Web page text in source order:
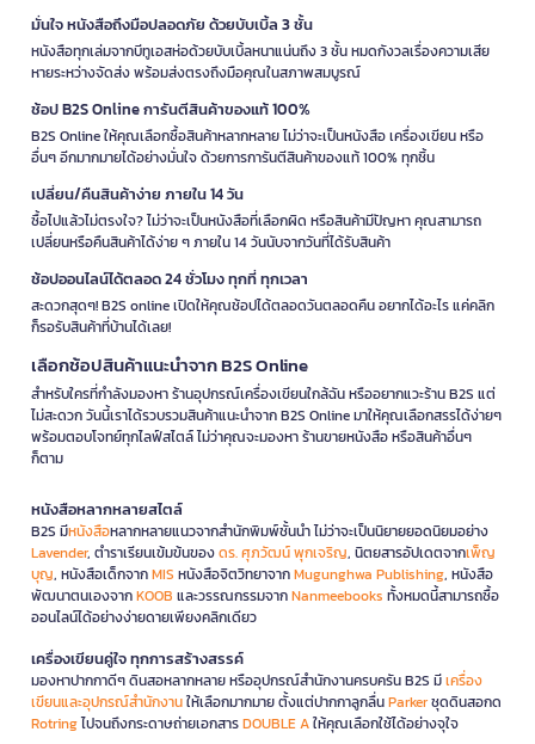
มั่นใจ หนังสือถึงมือปลอดภัย ด้วยบับเบิ้ล 3 ชั้น
หนังสือทุกเล่มจากบีทูเอสห่อด้วยบับเบิ้ลหนาแน่นถึง 3 ชั้น หมดกังวลเรื่องความเสีย
หายระหว่างจัดส่ง พร้อมส่งตรงถึงมือคุณในสภาพสมบูรณ์
ช้อป B2S Online การันตีสินค้าของแท้ 100%
B2S Online ให้คุณเลือกซื้อสินค้าหลากหลาย ไม่ว่าจะเป็นหนังสือ เครื่องเขียน หรือ
อื่นๆ อีกมากมายได้อย่างมั่นใจ ด้วยการการันตีสินค้าของแท้ 100% ทุกชิ้น
เปลี่ยน/คืนสินค้าง่าย ภายใน 14 วัน
ซื้อไปแล้วไม่ตรงใจ? ไม่ว่าจะเป็นหนังสือที่เลือกผิด หรือสินค้ามีปัญหา คุณสามารถ
เปลี่ยนหรือคืนสินค้าได้ง่าย ๆ ภายใน 14 วันนับจากวันที่ได้รับสินค้า
ช้อปออนไลน์ได้ตลอด 24 ชั่วโมง ทุกที่ ทุกเวลา
สะดวกสุดๆ! B2S online เปิดให้คุณช้อปได้ตลอดวันตลอดคืน อยากได้อะไร แค่คลิก
ก็รอรับสินค้าที่บ้านได้เลย!
เลือกช้อปสินค้าแนะนำจาก B2S Online
สำหรับใครที่กำลังมองหา ร้านอุปกรณ์เครื่องเขียนใกล้ฉัน หรืออยากแวะร้าน B2S แต่
ไม่สะดวก วันนี้เราได้รวบรวมสินค้าแนะนำจาก B2S Online มาให้คุณเลือกสรรได้ง่ายๆ
พร้อมตอบโจทย์ทุกไลฟ์สไตล์ ไม่ว่าคุณจะมองหา ร้านขายหนังสือ หรือสินค้าอื่นๆ
ก็ตาม
หนังสือหลากหลายสไตล์
B2S มีหนังสือหลากหลายแนวจากสำนักพิมพ์ชั้นนำ ไม่ว่าจะเป็นนิยายยอดนิยมอย่าง
Lavender, ตำราเรียนเข้มข้นของดร. ศุภวัฒน์ พุกเจริญ, นิตยสารอัปเดตจากเพ็ญ
บุญ, หนังสือเด็กจากMIS หนังสือจิตวิทยาจากMugunghwa Publishing, หนังสือ
พัฒนาตนเองจากKOOB และวรรณกรรมจากNanmeebooks ทั้งหมดนี้สามารถซื้อ
ออนไลน์ได้อย่างง่ายดายเพียงคลิกเดียว
เครื่องเขียนคู่ใจ ทุกการสร้างสรรค์
มองหาปากกาดีๆ ดินสอหลากหลาย หรืออุปกรณ์สำนักงานครบครัน B2S มีเครื่อง
เขียนและอุปกรณ์สำนักงานให้เลือกมากมาย ตั้งแต่ปากกาลูกลื่นParkerชุดดินสอกด
Rotringไปจนถึงกระดาษถ่ายเอกสารDOUBLE Aให้คุณเลือกใช้ได้อย่างจุใจ